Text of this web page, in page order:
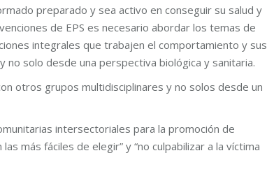
preparado y sea activo en conseguir su salud y
de EPS es necesario abordar los temas de
integrales que trabajen el comportamiento y sus
solo desde una perspectiva biológica y sanitaria.
otros grupos multidisciplinares y no solos desde un
intersectoriales para la promoción de
más fáciles de elegir” y “no culpabilizar a la víctima